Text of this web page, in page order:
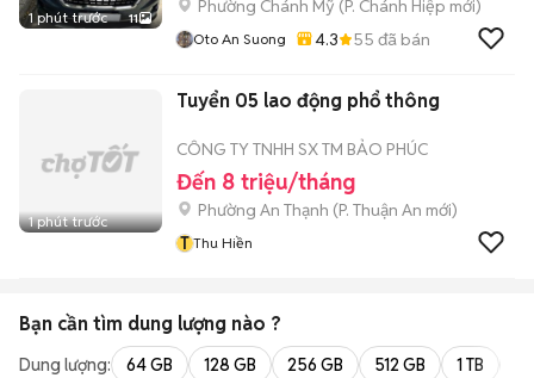
1 phút trước 11
Phường Chánh Mỹ (P. Chánh Hiệp mới)
Oto An Suong 4.3 55 đã bán
1 phút trước
Tuyển 05 lao động phổ thông
CÔNG TY TNHH SX TM BẢO PHÚC
Đến 8 triệu/tháng
Phường An Thạnh (P. Thuận An mới)
T Thu Hiền
Bạn cần tìm dung lượng nào ?
Dung lượng: 64 GB 128 GB 256 GB 512 GB 1 TB